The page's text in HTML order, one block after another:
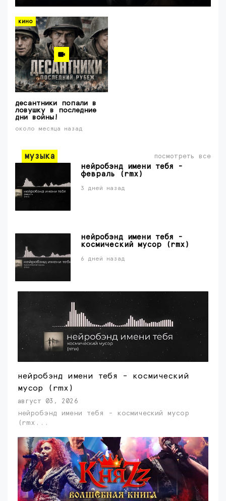
кино
десантники попали в
ловушку в последние
дни войны!
около месяца назад
музыка посмотреть все
нейробэнд имени тебя -
февраль (rmx)
3 дней назад
нейробэнд имени тебя -
космический мусор (rmx)
6 дней назад
нейробэнд имени тебя - космический
мусор (rmx)
август 03, 2026
нейробэнд имени тебя - космический мусор
(rmx...